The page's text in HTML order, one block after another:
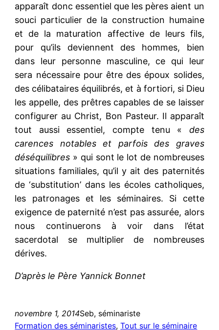
apparaît donc essentiel que les pères aient un
souci particulier de la construction humaine
et de la maturation affective de leurs fils,
pour qu’ils deviennent des hommes, bien
dans leur personne masculine, ce qui leur
sera nécessaire pour être des époux solides,
des célibataires équilibrés, et à fortiori, si Dieu
les appelle, des prêtres capables de se laisser
configurer au Christ, Bon Pasteur. Il apparaît
tout aussi essentiel, compte tenu « des
carences notables et parfois des graves
déséquilibres » qui sont le lot de nombreuses
situations familiales, qu’il y ait des paternités
de ‘substitution’ dans les écoles catholiques,
les patronages et les séminaires. Si cette
exigence de paternité n’est pas assurée, alors
nous continuerons à voir dans l’état
sacerdotal se multiplier de nombreuses
dérives.
D’après le Père Yannick Bonnet
novembre 1, 2014Seb, séminariste
Formation des séminaristes, Tout sur le séminaire